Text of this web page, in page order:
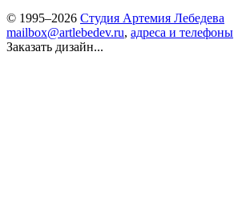
© 1995–2026 Студия Артемия Лебедева
mailbox@artlebedev.ru, адреса и телефоны
Заказать дизайн...